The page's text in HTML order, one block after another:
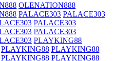
OLENATION888
PALACE303 PALACE303
PALACE303
PALACE303
PLAYKING88
PLAYKING88 PLAYKING88
PLAYKING88 PLAYKING88